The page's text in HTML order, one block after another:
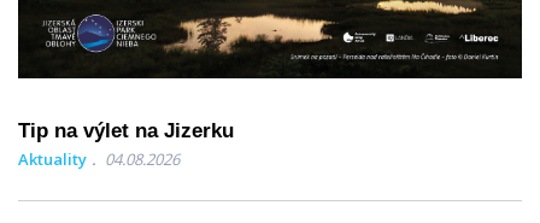
Tip na výlet na Jizerku
Aktuality 04.08.2026